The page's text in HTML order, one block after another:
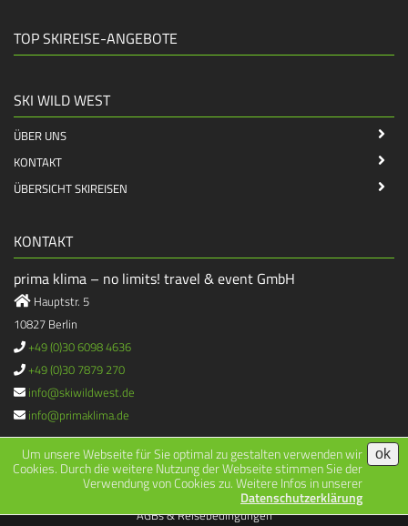
Um unsere Webseite für Sie optimal zu gestalten verwenden wir
Cookies. Durch die weitere Nutzung der Webseite stimmen Sie der
Verwendung von Cookies zu. Weitere Infos in unserer
Datenschutzerklärung
ok
TOP SKIREISE-ANGEBOTE
SKI WILD WEST
ÜBER UNS
KONTAKT
ÜBERSICHT SKIREISEN
KONTAKT
prima klima – no limits! travel & event GmbH
Hauptstr. 5
10827 Berlin
+49 (0)30 6098 4636
+49 (0)30 7879 270
info@skiwildwest.de
info@primaklima.de
2026 © All Rights Reserved. Impressum | Datenschutz |
AGBs & Reisebedingungen